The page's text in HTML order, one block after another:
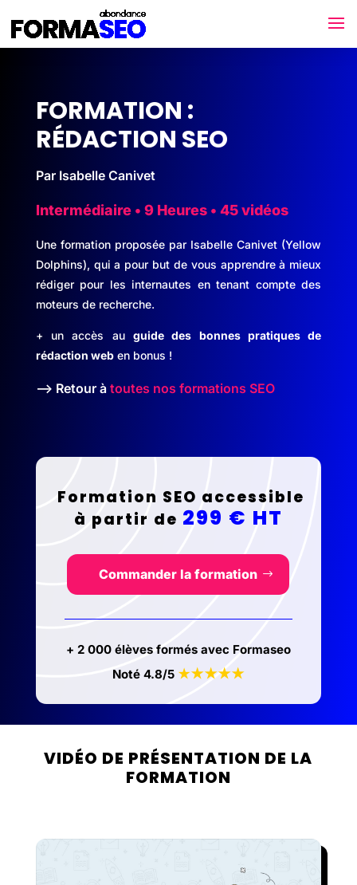
FORMATION :
RÉDACTION SEO
Par Isabelle Canivet
Intermédiaire • 9 Heures • 45 vidéos
Une formation proposée par Isabelle Canivet (Yellow
Dolphins), qui a pour but de vous apprendre à mieux
rédiger pour les internautes en tenant compte des
moteurs de recherche.
+ un accès au guide des bonnes pratiques de
rédaction weben bonus !
--> Retour à toutes nos formations SEO
Formation SEO accessible
à partir de 299 € HT
Commander la formation
+ 2 000 élèves formés avec Formaseo
Noté 4.8/5 ★★★★★
VIDÉO DE PRÉSENTATION DE LA
FORMATION